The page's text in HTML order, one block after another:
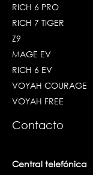
RICH 6 PRO
RICH 7 TIGER
Z9
MAGE EV
RICH 6 EV
VOYAH COURAGE
VOYAH FREE
Contacto
Central telefónica